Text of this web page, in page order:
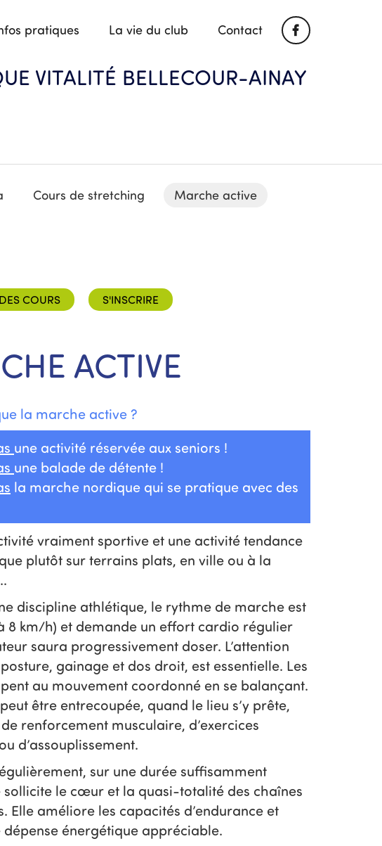
pratiques La vie du club Contact
VITALITÉ BELLECOUR-AINAY
Cours de stretching
Marche active
COURS S'INSCRIRE
ACTIVE
la marche active ?
une activité réservée aux seniors !
une balade de détente !
la marche nordique qui se pratique avec des
vraiment sportive et une activité tendance
plutôt sur terrains plats, en ville ou à la
discipline athlétique, le rythme de marche est
8 km/h) et demande un effort cardio régulier
saura progressivement doser. L’attention
gainage et dos droit, est essentielle. Les
au mouvement coordonné en se balançant.
être entrecoupée, quand le lieu s’y prête,
de renforcement musculaire, d’exercices
d’assouplissement.
sur une durée suffisamment
sollicite le cœur et la quasi-totalité des chaînes
Elle améliore les capacités d’endurance et
énergétique appréciable.